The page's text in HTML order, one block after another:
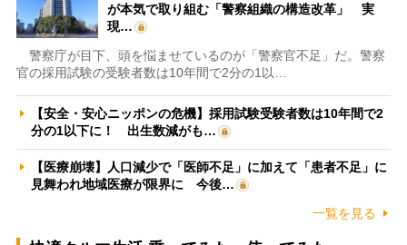
が本気で取り組む「警察組織の構造改革」 実
現…
警察庁が目下、頭を悩ませているのが「警察官不足」だ。警察
官の採用試験の受験者数は10年間で2分の1以…
【安全・安心ニッポンの危機】採用試験受験者数は10年間で2
分の1以下に！ 出生数減がも…
【医療崩壊】人口減少で「医師不足」に加えて「患者不足」に
見舞われ地域医療が限界に 今後…
一覧を見る